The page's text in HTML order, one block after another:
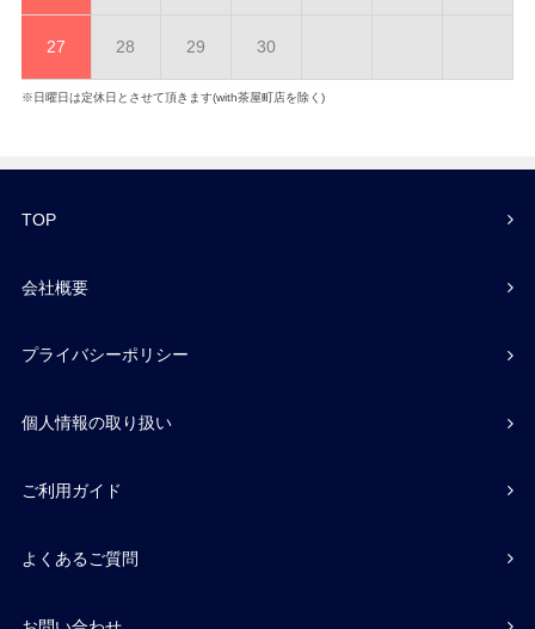
27 28 29 30
※日曜日は定休日とさせて頂きます(with茶屋町店を除く)
TOP
会社概要
プライバシーポリシー
個人情報の取り扱い
ご利用ガイド
よくあるご質問